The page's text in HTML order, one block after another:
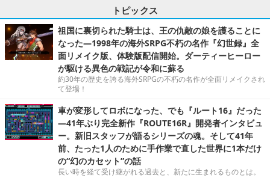
トピックス
祖国に裏切られた騎士は、王の仇敵の娘を護ることに
なった―1998年の海外SRPG不朽の名作『幻世録』全
面リメイク版、体験版配信開始。ダーティーヒーロー
が駆ける異色の戦記が令和に蘇る
約30年の歴史を誇る海外SRPGの不朽の名作が全面リメイクされ
て登場！
車が変形してロボになった、でも『ルート16』だった
―41年ぶり完全新作『ROUTE16R』開発者インタビュ
ー。新旧スタッフが語るシリーズの魂。そして41年
前、たった1人のために手作業で直した世界に1本だけ
の“幻のカセット”の話
長い時を経て受け継がれる過去と、新たに生まれるものとは。